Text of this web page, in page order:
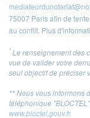
75007 Paris afin de
au conflit. Plus
*Le renseignement des
vue de valider votre
seul objectif de préciser
** Nous vous informons
téléphonique
www.bloctel.gouv.fr.